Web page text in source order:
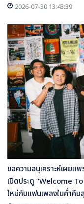
2026-07-30 13:43:39
ขอความอนุเคราะห์เผยแ
เปิดประตู “Welcome
ใหม่กับแฟนเพลงในค่ำคื